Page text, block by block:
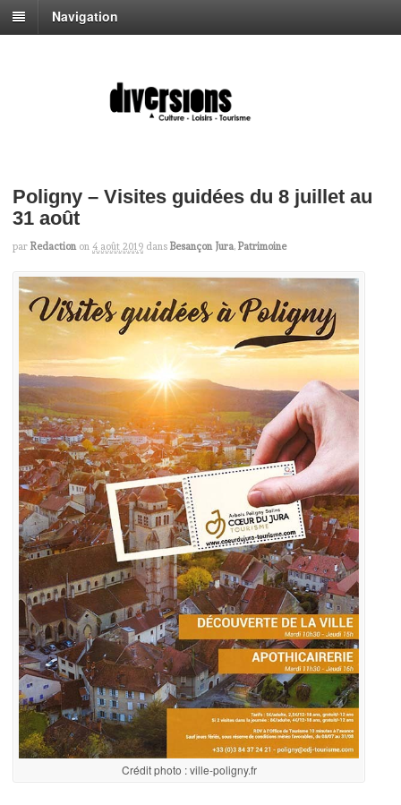
Navigation
Poligny – Visites guidées du 8 juillet au
31 août
par Redaction on 4 août 2019 dans Besançon Jura, Patrimoine
Crédit photo : ville-poligny.fr